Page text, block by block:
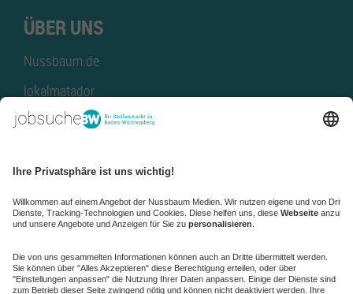
ÜBER UNS
Nussbaum.de
lokalmatador
kaufinBW
NussbaumID
Nussbaum Medien